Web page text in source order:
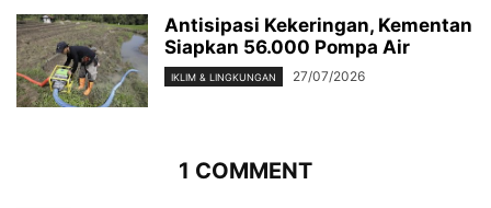
Antisipasi Kekeringan, Kementan
Siapkan 56.000 Pompa Air
IKLIM & LINGKUNGAN 27/07/2026
1 COMMENT